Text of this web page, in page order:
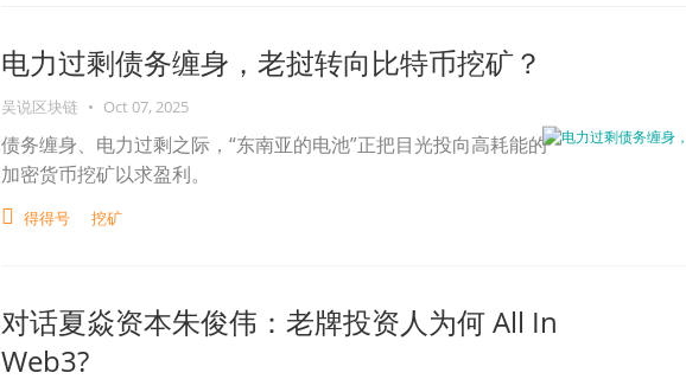
电力过剩债务缠身，老挝转向比特币挖矿？
吴说区块链 • Oct 07, 2025
债务缠身、电力过剩之际，“东南亚的电池”正把目光投向高耗能的
加密货币挖矿以求盈利。
得得号 挖矿
对话夏焱资本朱俊伟：老牌投资人为何 All In
Web3?